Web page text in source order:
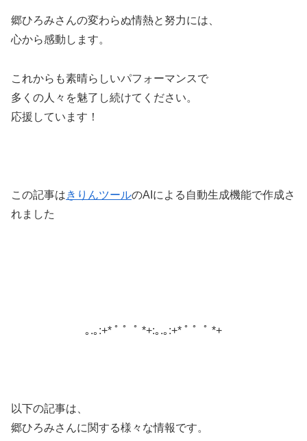
郷ひろみさんの変わらぬ情熱と努力には、
心から感動します。
これからも素晴らしいパフォーマンスで
多くの人々を魅了し続けてください。
応援しています！
この記事はきりんツールのAIによる自動生成機能で作成さ
れました
｡.｡:+* ﾟ ゜ﾟ *+:｡.｡:+* ﾟ ゜ﾟ *+
以下の記事は、
郷ひろみさんに関する様々な情報です。